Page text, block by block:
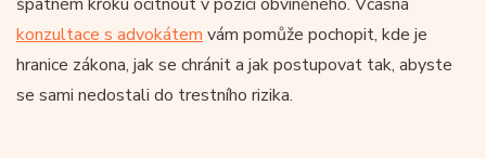
konzultace s advokátem vám pomůže pochopit, kde je
hranice zákona, jak se chránit a jak postupovat tak, abyste
se sami nedostali do trestního rizika.